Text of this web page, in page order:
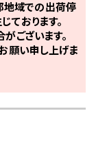
地域での出荷停
ております。
ございます。
願い申し上げま